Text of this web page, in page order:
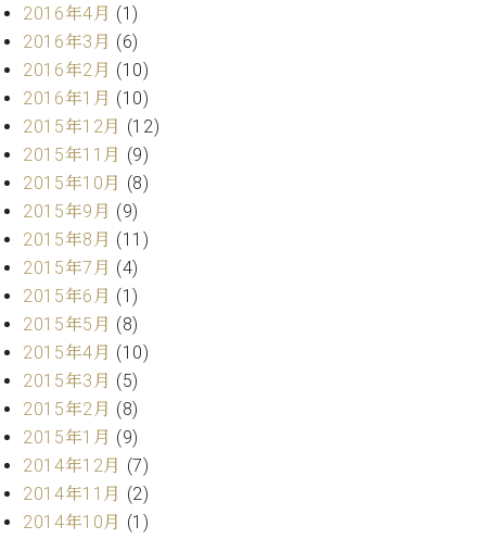
2016年4月 (1)
2016年3月 (6)
2016年2月 (10)
2016年1月 (10)
2015年12月 (12)
2015年11月 (9)
2015年10月 (8)
2015年9月 (9)
2015年8月 (11)
2015年7月 (4)
2015年6月 (1)
2015年5月 (8)
2015年4月 (10)
2015年3月 (5)
2015年2月 (8)
2015年1月 (9)
2014年12月 (7)
2014年11月 (2)
2014年10月 (1)